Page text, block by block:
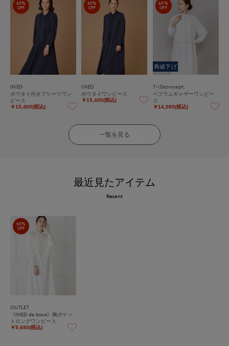
60%
OFF
INED
ボウタイ付きプリーツワン
ピース
￥15,400(税込)
60%
OFF
INED
ボウタイワンピース
￥15,400(税込)
60%
OFF
再値下げ
7-IDconcept.
ペプラムギャザーワンピー
ス
￥14,080(税込)
一覧を見る
最近見たアイテム
Recent
60%
OFF
OUTLET
《INED de base》胸ポケッ
トロングワンピース
￥9,680(税込)